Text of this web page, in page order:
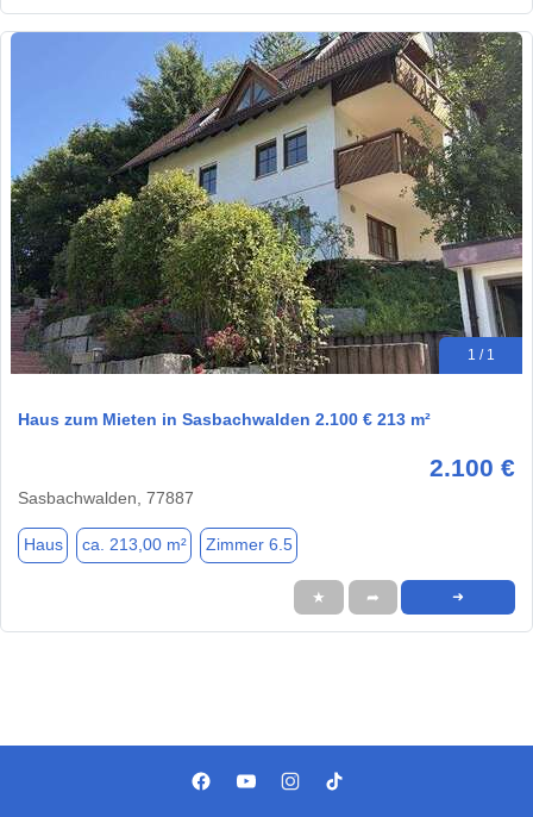
1 / 1
Haus zum Mieten in Sasbachwalden 2.100 € 213 m²
2.100 €
Sasbachwalden, 77887
Haus ca. 213,00 m² Zimmer 6.5
★ ➦ ➜